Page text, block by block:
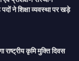
पदों ने शिक्षा व्यवस्था पर खड़े
कृमि मुक्ति दिवस